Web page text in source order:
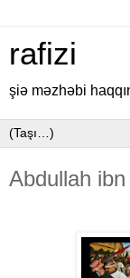
rafizi
şiə məzhəbi
Abdullah